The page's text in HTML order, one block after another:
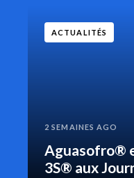
ACTUALITÉS
2 SEMAINES AGO
Aguasofro®
3S® aux